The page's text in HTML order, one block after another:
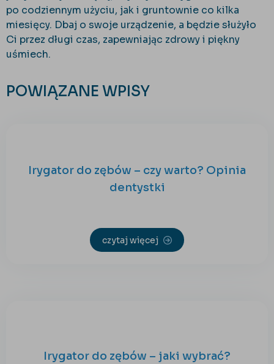
po codziennym użyciu, jak i gruntownie co kilka
miesięcy. Dbaj o swoje urządzenie, a będzie służyło
Ci przez długi czas, zapewniając zdrowy i piękny
uśmiech.
POWIĄZANE WPISY
Irygator do zębów – czy warto? Opinia
dentystki
czytaj więcej
Irygator do zębów – jaki wybrać?